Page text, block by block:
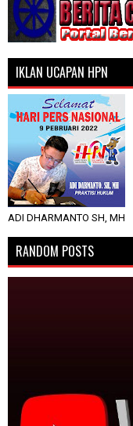
IKLAN UCAPAN HPN
ADI DHARMANTO SH, MH
RANDOM POSTS